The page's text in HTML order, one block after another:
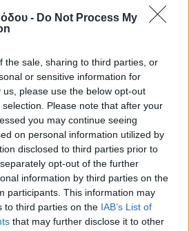
- Do Not Process My
the sale, sharing to third parties, or
or sensitive information for
please use the below opt-out
Please note that after your
you may continue seeing
on personal information utilized by
disclosed to third parties prior to
opt-out of the further
information by third parties on the
participants. This information may
to third parties on the IAB’s List of
that may further disclose it to other
ειδήσεων